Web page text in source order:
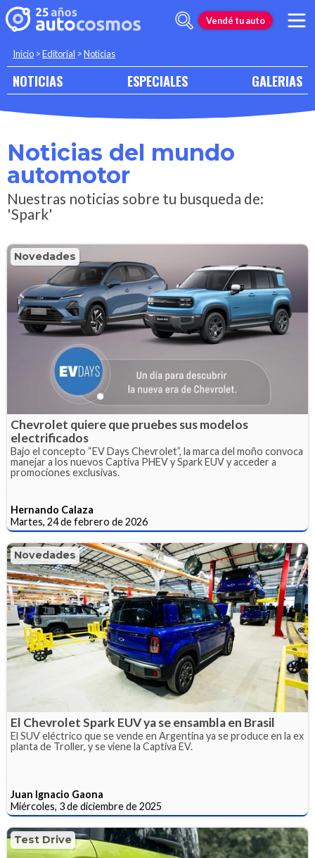
Vendé tu auto
Inicio >Editorial >Noticias
NOTICIAS ESPECIALES GALERIAS
Noticias del mundo
automotor
Nuestras noticias sobre tu busqueda de:
'Spark'
Novedades
Chevrolet quiere que pruebes sus modelos
electrificados
Bajo el concepto “EV Days Chevrolet”, la marca del moño convoca
manejar a los nuevos Captiva PHEV y Spark EUV y acceder a
promociones exclusivas.
Hernando Calaza
Martes, 24 de febrero de 2026
Novedades
El Chevrolet Spark EUV ya se ensambla en Brasil
El SUV eléctrico que se vende en Argentina ya se produce en la ex
planta de Troller, y se viene la Captiva EV.
Juan Ignacio Gaona
Miércoles, 3 de diciembre de 2025
Test Drive